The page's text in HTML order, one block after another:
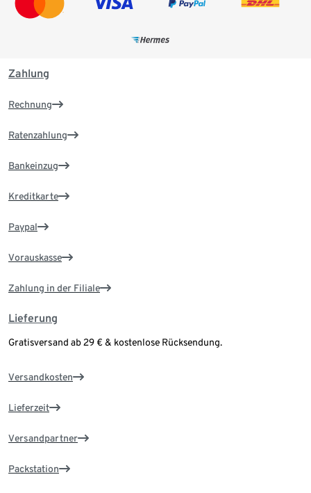
Zahlung
Rechnung
Ratenzahlung
Bankeinzug
Kreditkarte
Paypal
Vorauskasse
Zahlung in der Filiale
Lieferung
Gratisversand ab 29 € & kostenlose Rücksendung.
Versandkosten
Lieferzeit
Versandpartner
Packstation